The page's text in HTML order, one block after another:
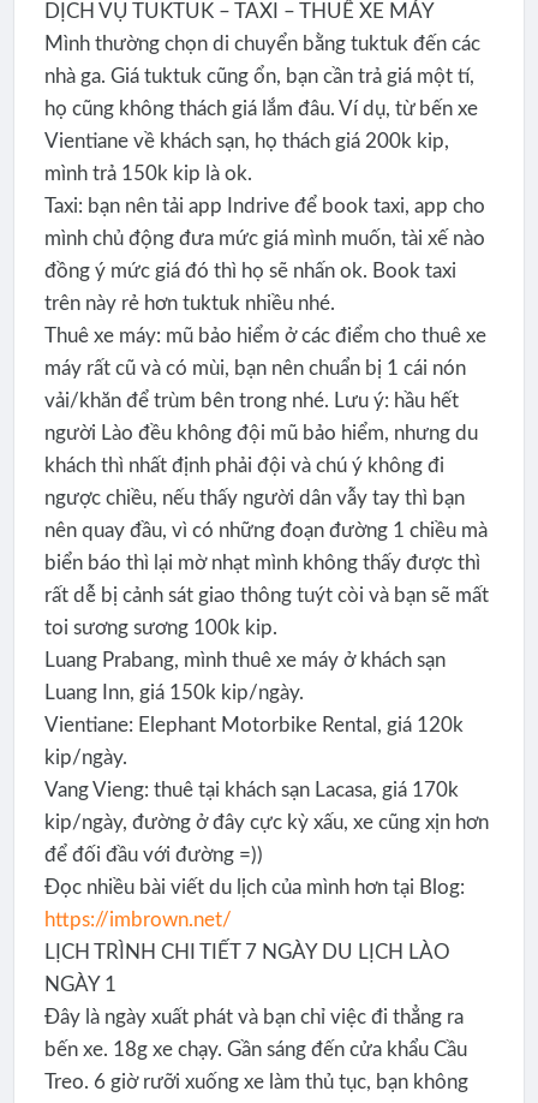
DỊCH VỤ TUKTUK – TAXI – THUÊ XE MÁY
Mình thường chọn di chuyển bằng tuktuk đến các
nhà ga. Giá tuktuk cũng ổn, bạn cần trả giá một tí,
họ cũng không thách giá lắm đâu. Ví dụ, từ bến xe
Vientiane về khách sạn, họ thách giá 200k kip,
mình trả 150k kip là ok.
Taxi: bạn nên tải app Indrive để book taxi, app cho
mình chủ động đưa mức giá mình muốn, tài xế nào
đồng ý mức giá đó thì họ sẽ nhấn ok. Book taxi
trên này rẻ hơn tuktuk nhiều nhé.
Thuê xe máy: mũ bảo hiểm ở các điểm cho thuê xe
máy rất cũ và có mùi, bạn nên chuẩn bị 1 cái nón
vải/khăn để trùm bên trong nhé. Lưu ý: hầu hết
người Lào đều không đội mũ bảo hiểm, nhưng du
khách thì nhất định phải đội và chú ý không đi
ngược chiều, nếu thấy người dân vẫy tay thì bạn
nên quay đầu, vì có những đoạn đường 1 chiều mà
biển báo thì lại mờ nhạt mình không thấy được thì
rất dễ bị cảnh sát giao thông tuýt còi và bạn sẽ mất
toi sương sương 100k kip.
Luang Prabang, mình thuê xe máy ở khách sạn
Luang Inn, giá 150k kip/ngày.
Vientiane: Elephant Motorbike Rental, giá 120k
kip/ngày.
Vang Vieng: thuê tại khách sạn Lacasa, giá 170k
kip/ngày, đường ở đây cực kỳ xấu, xe cũng xịn hơn
để đối đầu với đường =))
Đọc nhiều bài viết du lịch của mình hơn tại Blog:
https://imbrown.net/
LỊCH TRÌNH CHI TIẾT 7 NGÀY DU LỊCH LÀO
NGÀY 1
Đây là ngày xuất phát và bạn chỉ việc đi thẳng ra
bến xe. 18g xe chạy. Gần sáng đến cửa khẩu Cầu
Treo. 6 giờ rưỡi xuống xe làm thủ tục, bạn không